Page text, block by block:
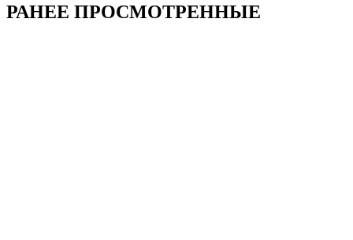
РАНЕЕ ПРОСМОТРЕННЫЕ